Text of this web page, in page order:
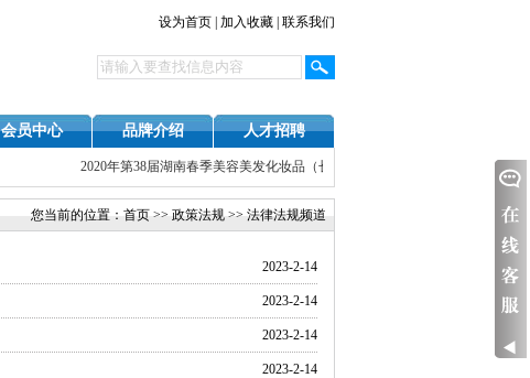
设为首页 加入收藏 联系我们
会员中心 品牌介绍 人才招聘
2020年第38届湖南春季美容美发化妆品（长沙）博览会于2020年3月19日-21
您当前的位置： 首页 >> 政策法规 >> 法律法规频道
2023-2-14
2023-2-14
2023-2-14
2023-2-14